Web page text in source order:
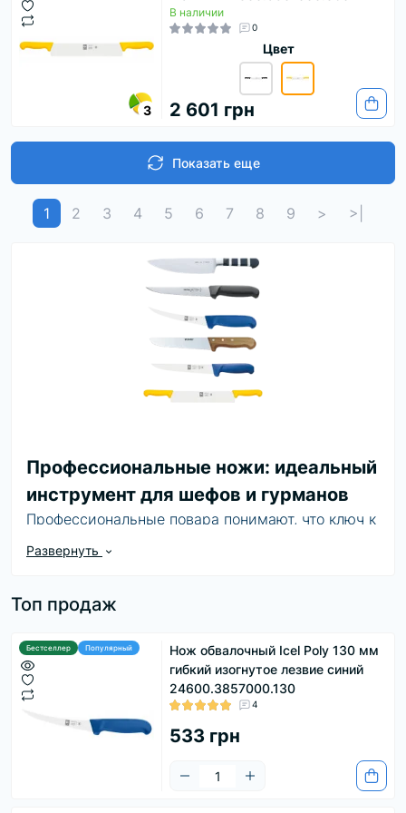
3
В наличии
0
Цвет
2 601 грн
Показать еще
1 2 3 4 5 6 7 8 9 > >|
Профессиональные ножи: идеальный
инструмент для шефов и гурманов
Профессиональные повара понимают, что ключ к
совершенно приготовленным блюдам – в их
руках, а именно в профессиональных ножах!
класса полагаются на качественные
Эти ножи – не просто инструмент, а настоящее
продолжение руки мастера, которое помогает
воплощать кулинарные идеи в реальность.
Почему выбирают профессиональные ножи
Развернуть
Топ продаж
Бестселлер Популярный
Нож обвалочный Icel Poly 130 мм
гибкий изогнутое лезвие синий
24600.3857000.130
4
533 грн